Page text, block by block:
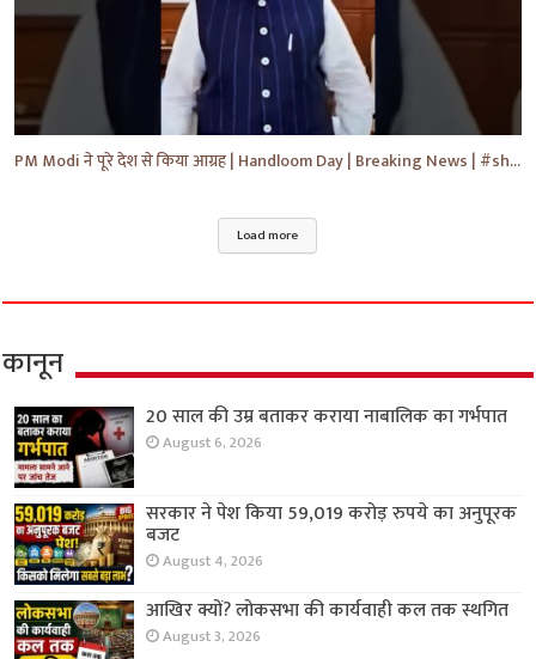
PM Modi ने पूरे देश से किया आग्रह | Handloom Day | Breaking News | #shorts #yt #news #ytnews
Load more
कानून
20 साल की उम्र बताकर कराया नाबालिक का गर्भपात
August 6, 2026
सरकार ने पेश किया 59,019 करोड़ रुपये का अनुपूरक
बजट
August 4, 2026
आखिर क्यों? लोकसभा की कार्यवाही कल तक स्थगित
August 3, 2026